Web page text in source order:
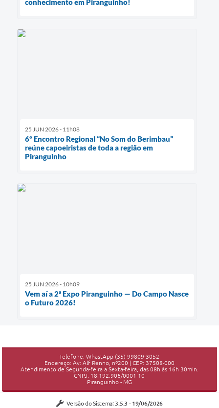
conhecimento em Piranguinho!
25 JUN 2026 - 11h08
6º Encontro Regional “No Som do Berimbau”
reúne capoeiristas de toda a região em
Piranguinho
25 JUN 2026 - 10h09
Vem aí a 2ª Expo Piranguinho — Do Campo Nasce
o Futuro 2026!
Telefone: WhastApp (35) 99809-3052
Endereço: Av: Alf Renno, nº200 | CEP: 37508-000
Atendimento de Segunda-feira a Sexta-feira, das 08h às 16h 30min.
CNPJ: 18.192.906/0001-10
Piranguinho - MG
Versão do Sistema: 3.5.3 - 19/06/2026